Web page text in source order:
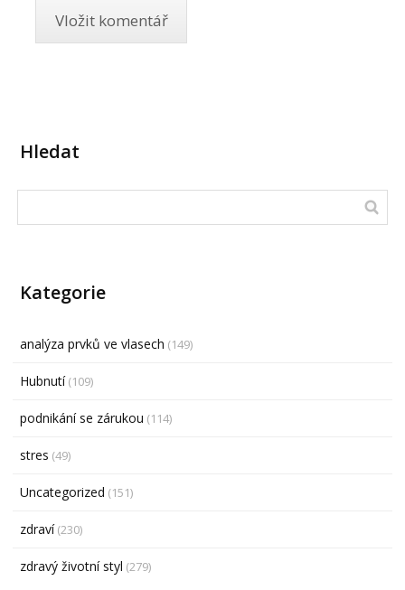
Hledat
Kategorie
analýza prvků ve vlasech (149)
Hubnutí(109)
podnikání se zárukou (114)
stres (49)
Uncategorized (151)
zdraví(230)
zdravý životní styl (279)